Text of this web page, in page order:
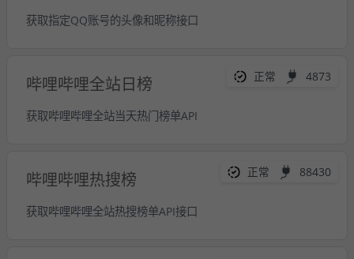
获取指定QQ账号的头像和昵称接口
正常 4873
哔哩哔哩全站日榜
获取哔哩哔哩全站当天热门榜单API
正常 88430
哔哩哔哩热搜榜
获取哔哩哔哩全站热搜榜单API接口